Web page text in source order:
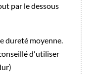
par le dessous
dureté moyenne.
d'utiliser